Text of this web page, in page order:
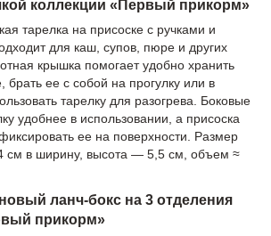
коллекции «Первый прикорм»
тарелка на присоске с ручками и
для каш, супов, пюре и других
крышка помогает удобно хранить
брать ее с собой на прогулку или в
тарелку для разогрева. Боковые
удобнее в использовании, а присоска
ее на поверхности. Размер
см в ширину, высота — 5,5 см, объем ≈
ланч-бокс на 3 отделения
прикорм»